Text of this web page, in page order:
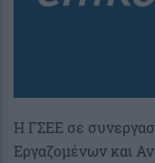
Η ΓΣΕΕ σε
Εργαζομένων και